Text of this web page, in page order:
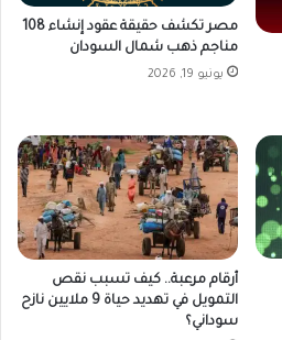
مصر تكشف حقيقة عقود إنشاء 108
مناجم ذهب شمال السودان
يونيو 19, 2026
أرقام مرعبة.. كيف تسبب نقص
التمويل في تهديد حياة 9 ملايين نازح
سوداني؟